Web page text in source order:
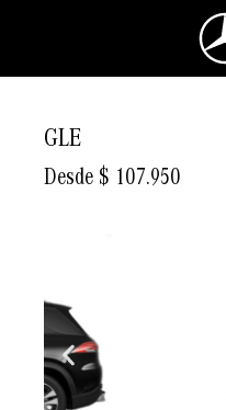
GLE
Desde $ 107.950